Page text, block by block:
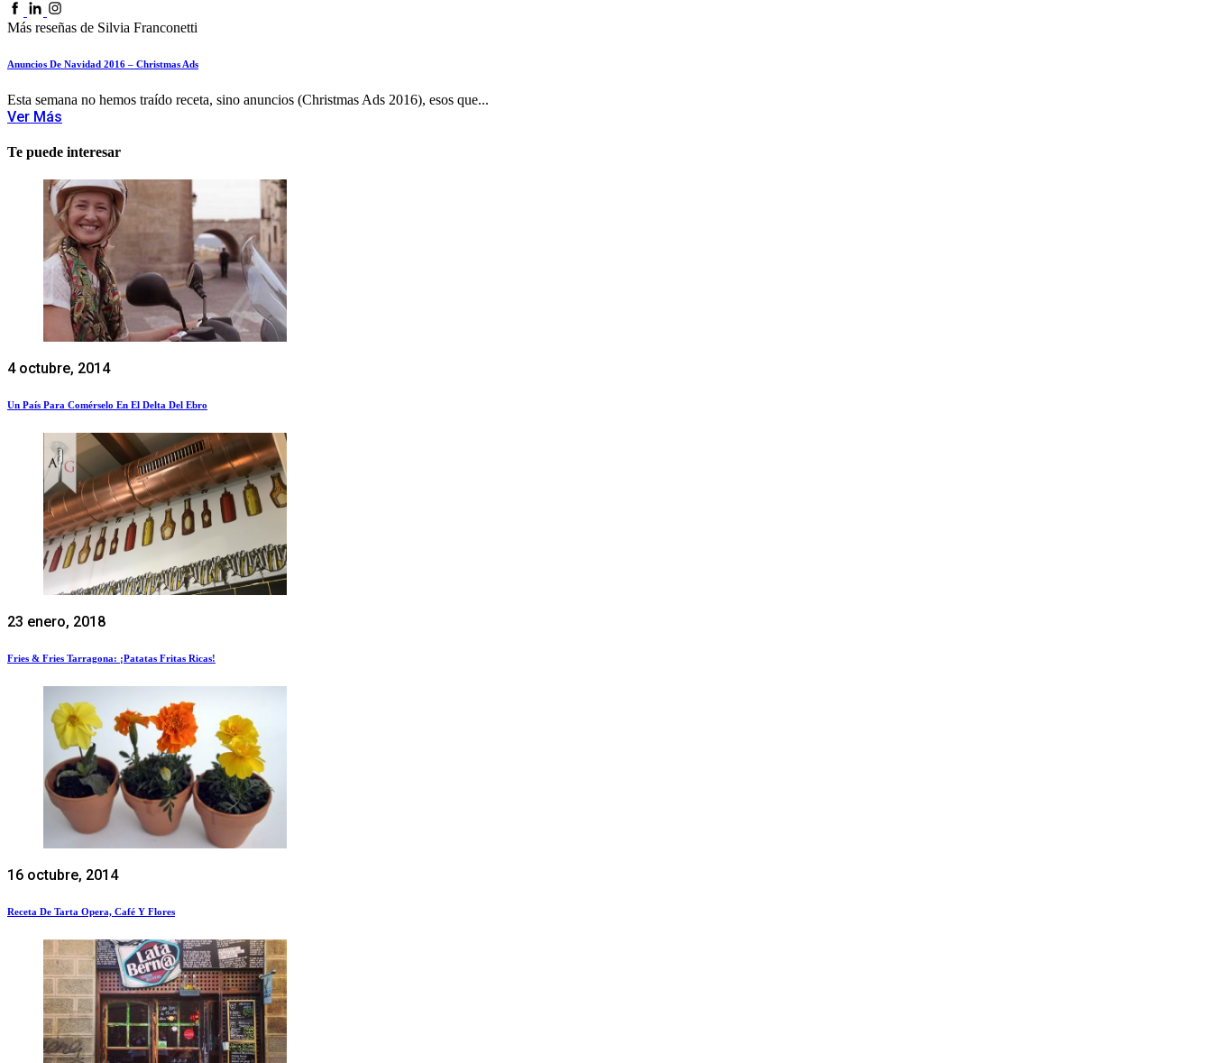
Más reseñas de Silvia Franconetti
Anuncios De Navidad 2016 – Christmas Ads
Esta semana no hemos traído receta, sino anuncios (Christmas Ads 2016), esos que...
Ver Más
Te puede interesar
4 octubre, 2014
Un País Para Comérselo En El Delta Del Ebro
23 enero, 2018
Fries & Fries Tarragona: ¡Patatas Fritas Ricas!
16 octubre, 2014
Receta De Tarta Opera, Café Y Flores